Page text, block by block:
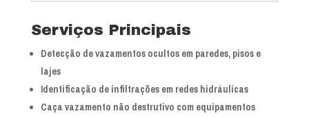
Serviços Principais
Detecção de vazamentos ocultos em paredes, pisos e
lajes
Identificação de infiltrações em redes hidráulicas
Caça vazamento não destrutivo com equipamentos